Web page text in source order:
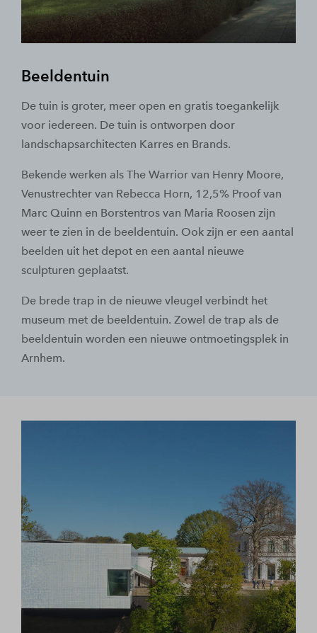
Beeldentuin
De tuin is groter, meer open en gratis toegankelijk
voor iedereen. De tuin is ontworpen door
landschapsarchitecten Karres en Brands.
Bekende werken als The Warrior van Henry Moore,
Venustrechter van Rebecca Horn, 12,5% Proof van
Marc Quinn en Borstentros van Maria Roosen zijn
weer te zien in de beeldentuin. Ook zijn er een aantal
beelden uit het depot en een aantal nieuwe
sculpturen geplaatst.
De brede trap in de nieuwe vleugel verbindt het
museum met de beeldentuin. Zowel de trap als de
beeldentuin worden een nieuwe ontmoetingsplek in
Arnhem.